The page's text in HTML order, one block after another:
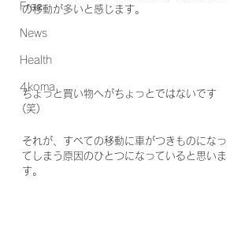
Free
News
Health
4koma
の移動が多いと感じます。
ちょっと買い物へがちょっとではないです
(笑)
それが、すべての移動に車がつきものになっ
てしまう原因のひとつになっていると思いま
す。